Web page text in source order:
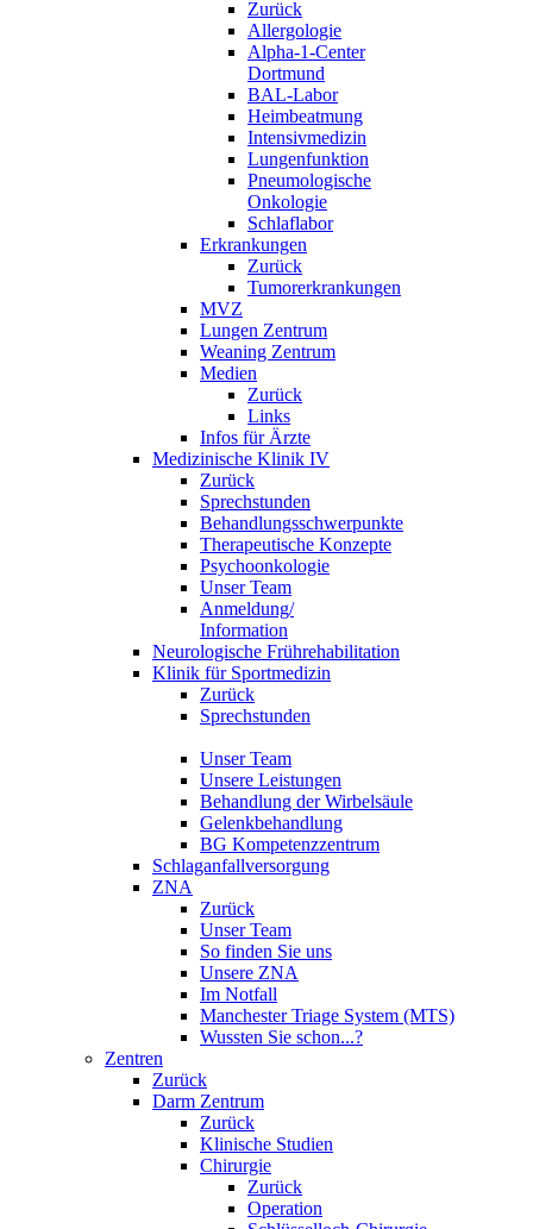
Zurück
Allergologie
Alpha-1-Center
Dortmund
BAL-Labor
Heimbeatmung
Intensivmedizin
Lungenfunktion
Pneumologische
Onkologie
Schlaflabor
Erkrankungen
Zurück
Tumorerkrankungen
MVZ
Lungen Zentrum
Weaning Zentrum
Medien
Zurück
Links
Infos für Ärzte
Medizinische Klinik IV
Zurück
Sprechstunden
Behandlungsschwerpunkte
Therapeutische Konzepte
Psychoonkologie
Unser Team
Anmeldung/
Information
Neurologische Frührehabilitation
Klinik für Sportmedizin
Zurück
Sprechstunden
Unser Team
Unsere Leistungen
Behandlung der Wirbelsäule
Gelenkbehandlung
BG Kompetenzzentrum
Schlaganfallversorgung
ZNA
Zurück
Unser Team
So finden Sie uns
Unsere ZNA
Im Notfall
Manchester Triage System (MTS)
Wussten Sie schon...?
Zentren
Zurück
Darm Zentrum
Zurück
Klinische Studien
Chirurgie
Zurück
Operation